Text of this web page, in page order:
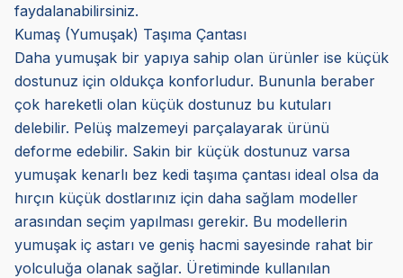
faydalanabilirsiniz.
Kumaş (Yumuşak) Taşıma Çantası
Daha yumuşak bir yapıya sahip olan ürünler ise küçük
dostunuz için oldukça konforludur. Bununla beraber
çok hareketli olan küçük dostunuz bu kutuları
delebilir. Pelüş malzemeyi parçalayarak ürünü
deforme edebilir. Sakin bir küçük dostunuz varsa
yumuşak kenarlı bez kedi taşıma çantası ideal olsa da
hırçın küçük dostlarınız için daha sağlam modeller
arasından seçim yapılması gerekir. Bu modellerin
yumuşak iç astarı ve geniş hacmi sayesinde rahat bir
yolculuğa olanak sağlar. Üretiminde kullanılan